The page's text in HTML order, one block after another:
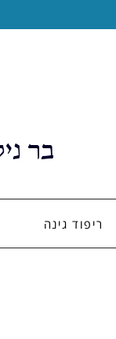
ריפוד גינה